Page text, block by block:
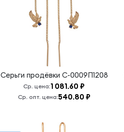
Серьги продёвки С-0009П1208
Ср. цена:1 081.60 ₽
Ср. опт. цена:540.80 ₽